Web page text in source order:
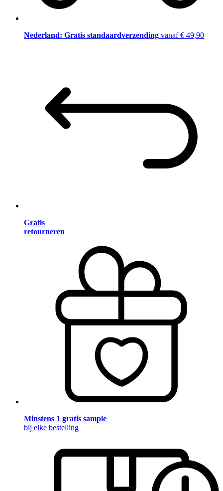
Nederland: Gratis standaardverzending vanaf € 49,90
Gratis
retourneren
Minstens 1 gratis sample
bij elke bestelling